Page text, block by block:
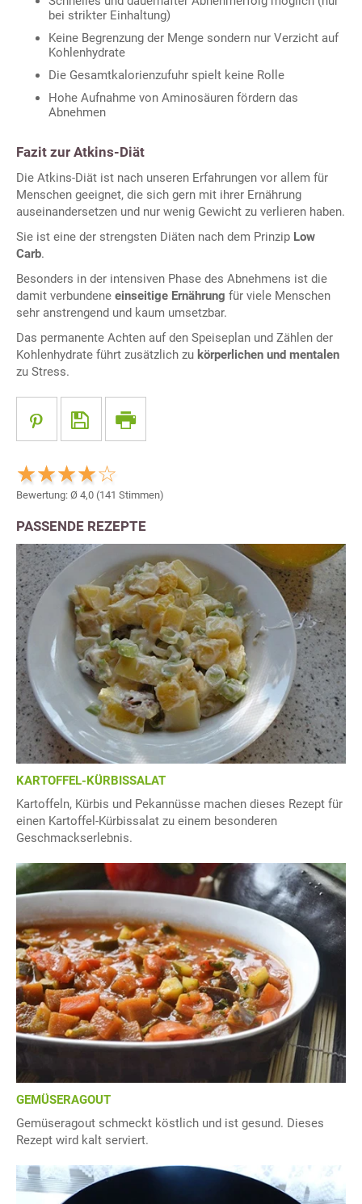
bei strikter Einhaltung)
Keine Begrenzung der Menge sondern nur Verzicht auf
Kohlenhydrate
Die Gesamtkalorienzufuhr spielt keine Rolle
Hohe Aufnahme von Aminosäuren fördern das
Abnehmen
Fazit zur Atkins-Diät
Die Atkins-Diät ist nach unseren Erfahrungen vor allem für
Menschen geeignet, die sich gern mit ihrer Ernährung
auseinandersetzen und nur wenig Gewicht zu verlieren haben.
Sie ist eine der strengsten Diäten nach dem Prinzip Low
Carb.
Besonders in der intensiven Phase des Abnehmens ist die
damit verbundene einseitige Ernährung für viele Menschen
sehr anstrengend und kaum umsetzbar.
Das permanente Achten auf den Speiseplan und Zählen der
Kohlenhydrate führt zusätzlich zu körperlichen und mentalen
zu Stress.
Bewertung: Ø 4,0 (141 Stimmen)
PASSENDE REZEPTE
KARTOFFEL-KÜRBISSALAT
Kartoffeln, Kürbis und Pekannüsse machen dieses Rezept für
einen Kartoffel-Kürbissalat zu einem besonderen
Geschmackserlebnis.
GEMÜSERAGOUT
Gemüseragout schmeckt köstlich und ist gesund. Dieses
Rezept wird kalt serviert.